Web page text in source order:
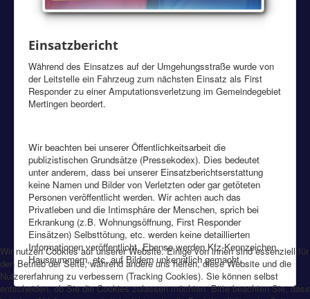
Einsatzbericht
Während des Einsatzes auf der Umgehungsstraße wurde von
der Leitstelle ein Fahrzeug zum nächsten Einsatz als First
Responder zu einer Amputationsverletzung im Gemeindegebiet
Mertingen beordert.
Wir beachten bei unserer Öffentlichkeitsarbeit die
publizistischen Grundsätze (Pressekodex). Dies bedeutet
unter anderem, dass bei unserer Einsatzberichtserstattung
keine Namen und Bilder von Verletzten oder gar getöteten
Personen veröffentlicht werden. Wir achten auch das
Privatleben und die Intimsphäre der Menschen, sprich bei
Erkrankung (z.B. Wohnungsöffnung, First Responder
Einsätzen) Selbsttötung, etc. werden keine detaillierten
Informationen veröffentlicht. Ebenso werden Kfz-Kennzeichen,
Hausnummern, etc. auf Bildern unkenntlich gemacht.
Wir nutzen Cookies auf unserer Website. Einige von ihnen sind essenziell für
den Betrieb der Seite, während andere uns helfen, diese Website und die
Nutzererfahrung zu verbessern (Tracking Cookies). Sie können selbst
entscheiden, ob Sie die Cookies zulassen möchten. Bitte beachten Sie, dass